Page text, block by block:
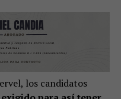
los candidatos